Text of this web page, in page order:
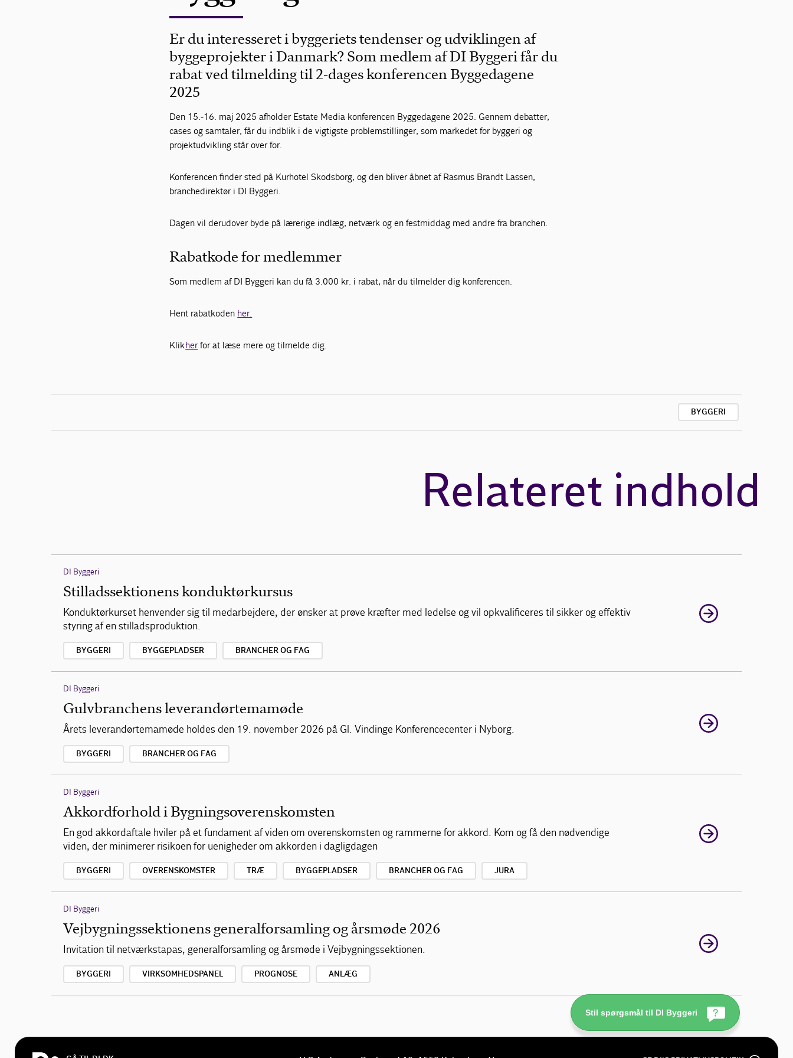
Er du interesseret i byggeriets tendenser og udviklingen af
byggeprojekter i Danmark? Som medlem af DI Byggeri får du
rabat ved tilmelding til 2-dages konferencen Byggedagene
2025
Den 15.-16. maj 2025 afholder Estate Media konferencen Byggedagene 2025. Gennem debatter,
cases og samtaler, får du indblik i de vigtigste problemstillinger, som markedet for byggeri og
projektudvikling står over for.
Konferencen finder sted på Kurhotel Skodsborg, og den bliver åbnet af Rasmus Brandt Lassen,
branchedirektør i DI Byggeri.
Dagen vil derudover byde på lærerige indlæg, netværk og en festmiddag med andre fra branchen.
Rabatkode for medlemmer
Som medlem af DI Byggeri kan du få 3.000 kr. i rabat, når du tilmelder dig konferencen.
Hent rabatkoden her.
Klikherfor at læse mere og tilmelde dig.
BYGGERI
Relateret indhold
DI Byggeri
Stilladssektionens konduktørkursus
Konduktørkurset henvender sig til medarbejdere, der ønsker at prøve kræfter med ledelse og vil opkvalificeres til sikker og effektiv
styring af en stilladsproduktion.
BYGGERI BYGGEPLADSER BRANCHER OG FAG
DI Byggeri
Gulvbranchens leverandørtemamøde
Årets leverandørtemamøde holdes den 19. november 2026 på Gl. Vindinge Konferencecenter i Nyborg.
BYGGERI BRANCHER OG FAG
DI Byggeri
Akkordforhold i Bygningsoverenskomsten
En god akkordaftale hviler på et fundament af viden om overenskomsten og rammerne for akkord. Kom og få den nødvendige
viden, der minimerer risikoen for uenigheder om akkorden i dagligdagen
BYGGERI OVERENSKOMSTER TRÆ BYGGEPLADSER BRANCHER OG FAG JURA
DI Byggeri
Vejbygningssektionens generalforsamling og årsmøde 2026
Invitation til netværkstapas, generalforsamling og årsmøde i Vejbygningssektionen.
BYGGERI VIRKSOMHEDSPANEL PROGNOSE ANLÆG
Stil spørgsmål til DI Byggeri